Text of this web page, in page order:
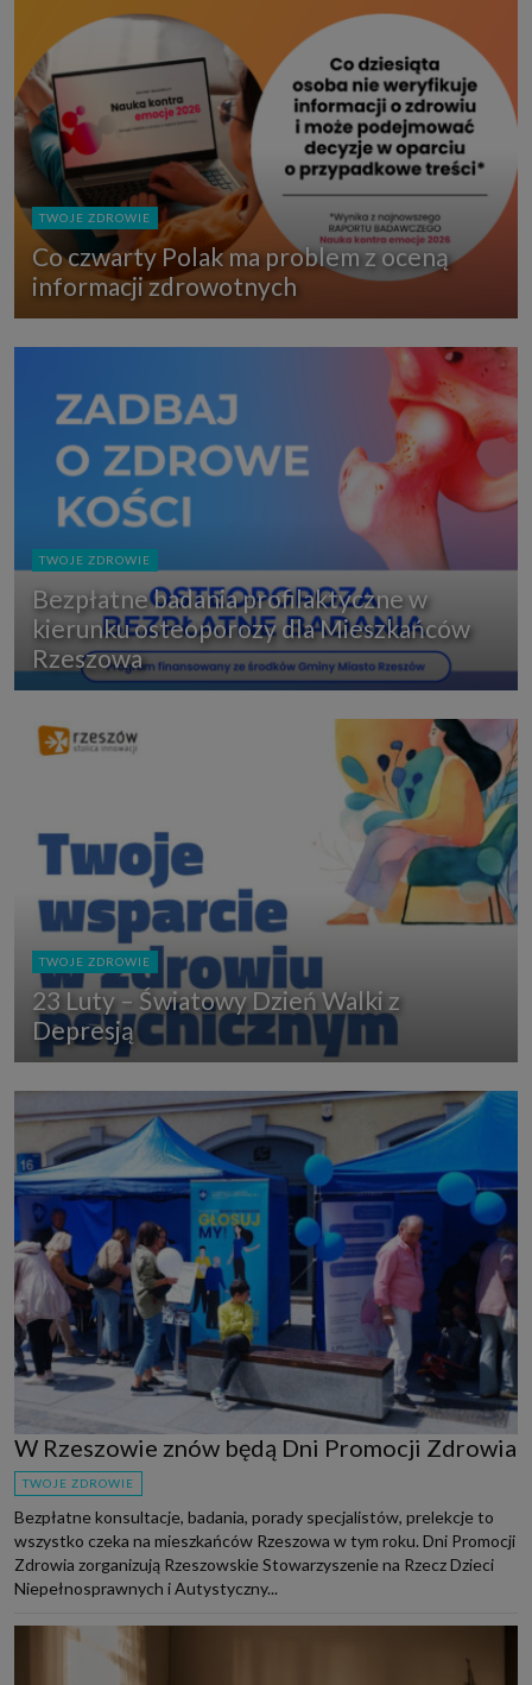
TWOJE ZDROWIE
Co czwarty Polak ma problem z oceną
informacji zdrowotnych
TWOJE ZDROWIE
Bezpłatne badania profilaktyczne w
kierunku osteoporozy dla Mieszkańców
Rzeszowa
TWOJE ZDROWIE
23 Luty – Światowy Dzień Walki z
Depresją
W Rzeszowie znów będą Dni Promocji Zdrowia
TWOJE ZDROWIE
Bezpłatne konsultacje, badania, porady specjalistów, prelekcje to
wszystko czeka na mieszkańców Rzeszowa w tym roku. Dni Promocji
Zdrowia zorganizują Rzeszowskie Stowarzyszenie na Rzecz Dzieci
Niepełnosprawnych i Autystyczny...